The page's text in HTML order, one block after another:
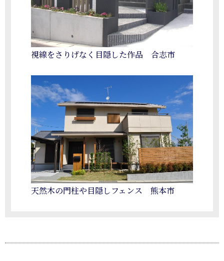
視線をさりげなく目隠した作品 合志市
天然木の門柱や目隠しフェンス 熊本市